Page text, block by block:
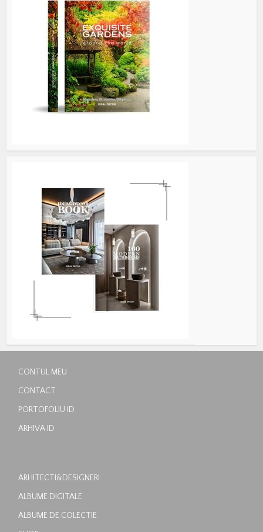
CONTUL MEU
CONTACT
PORTOFOLIU ID
ARHIVA ID
ARHITECTI&DESIGNERI
ALBUME DIGITALE
ALBUME DE COLECTIE